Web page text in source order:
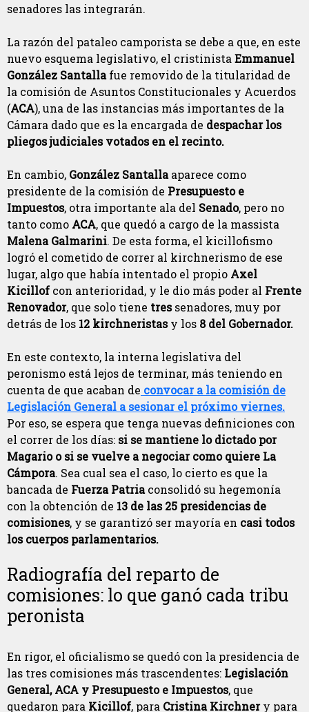
senadores las integrarán.
La razón del pataleo camporista se debe a que, en este
nuevo esquema legislativo, el cristinista Emmanuel
González Santallafue removido de la titularidad de
la comisión de Asuntos Constitucionales y Acuerdos
(ACA), una de las instancias más importantes de la
Cámara dado que es la encargada de despachar los
pliegos judiciales votados en el recinto.
En cambio, González Santallaaparece como
presidente de la comisión de Presupuesto e
Impuestos, otra importante ala del Senado, pero no
tanto como ACA, que quedó a cargo de la massista
Malena Galmarini. De esta forma, el kicillofismo
logró el cometido de correr al kirchnerismo de ese
lugar, algo que había intentado el propio Axel
Kicillof con anterioridad, y le dio más poder al Frente
Renovador, que solo tiene tressenadores, muy por
detrás de los 12 kirchneristasy los 8 del Gobernador.
En este contexto, la interna legislativa del
peronismo está lejos de terminar, más teniendo en
cuenta de que acaban de convocar a la comisión de
Legislación General a sesionar el próximo viernes.
Por eso, se espera que tenga nuevas definiciones con
el correr de los días: si se mantiene lo dictado por
Magario o si se vuelve a negociar como quiere La
Cámpora. Sea cual sea el caso, lo cierto es que la
bancada de Fuerza Patriaconsolidó su hegemonía
con la obtención de 13 de las 25 presidencias de
comisiones, y se garantizó ser mayoría en casi todos
los cuerpos parlamentarios.
Radiografía del reparto de
comisiones: lo que ganó cada tribu
peronista
En rigor, el oficialismo se quedó con la presidencia de
las tres comisiones más trascendentes: Legislación
General, ACA y Presupuesto e Impuestos, que
quedaron para Kicillof, para Cristina Kirchnery para